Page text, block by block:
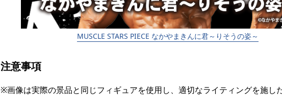
MUSCLE STARS PIECE なかやまきんに君～りそうの姿～
注意事項
※画像は実際の景品と同じフィギュアを使用し、適切なライティングを施し